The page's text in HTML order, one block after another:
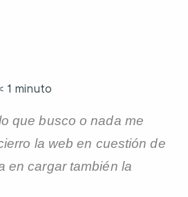
1 minuto
que busco o nada me
la web en cuestión de
en cargar también la